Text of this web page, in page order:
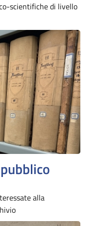
scientifiche di livello
alla